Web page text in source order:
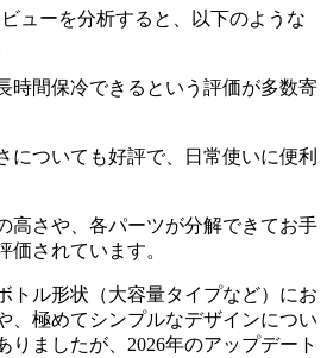
ューを分析すると、以下のような
時間保冷できるという評価が多数寄
についても好評で、日常使いに便利
高さや、各パーツが分解できてお手
価されています。
トル形状（大容量タイプなど）にお
、極めてシンプルなデザインについ
りましたが、2026年のアップデート